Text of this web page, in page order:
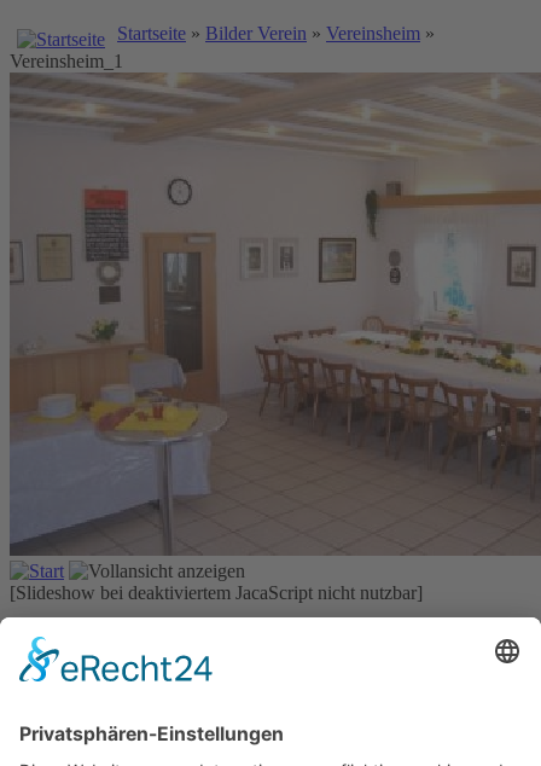
Startseite » Bilder Verein » Vereinsheim »
Vereinsheim_1
[Slideshow bei deaktiviertem JacaScript nicht nutzbar]
Weiter